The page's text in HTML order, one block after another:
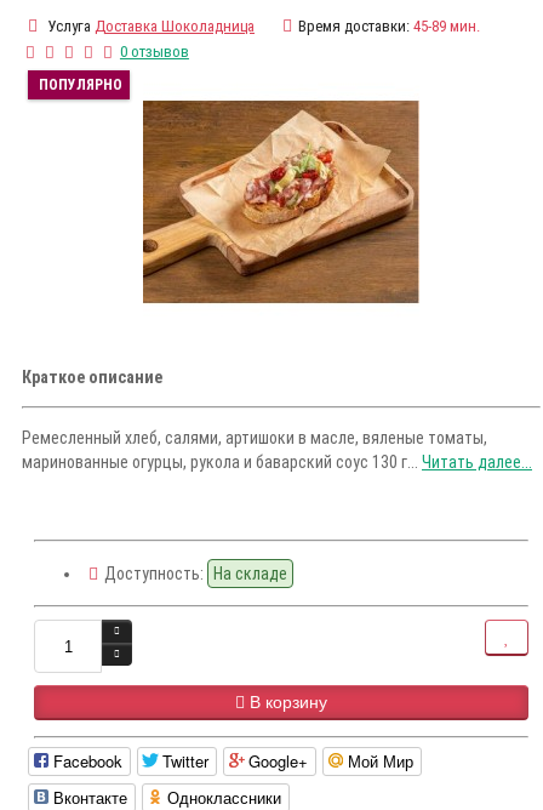
Услуга Доставка Шоколадница Время доставки: 45-89 мин.
0 отзывов
ПОПУЛЯРНО
Краткое описание
Ремесленный хлеб, салями, артишоки в масле, вяленые томаты,
маринованные огурцы, рукола и баварский соус 130 г... Читать далее...
Доступность: На складе
В корзину
Facebook Twitter Google+
Мой Мир
Вконтакте
Одноклассники